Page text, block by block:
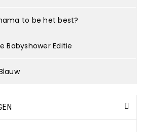
to be het best?
Babyshower Editie